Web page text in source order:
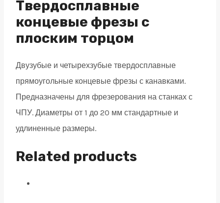
зуба,
HRC
45,
16х45х100
quantity
Твердосплавные
концевые фрезы с
плоским торцом
Двузубые и четырехзубые твердосплавные
прямоугольные концевые фрезы с канавками.
Предназначены для фрезерования на станках с
ЧПУ. Диаметры от 1 до 20 мм стандартные и
удлиненные размеры.
Related products